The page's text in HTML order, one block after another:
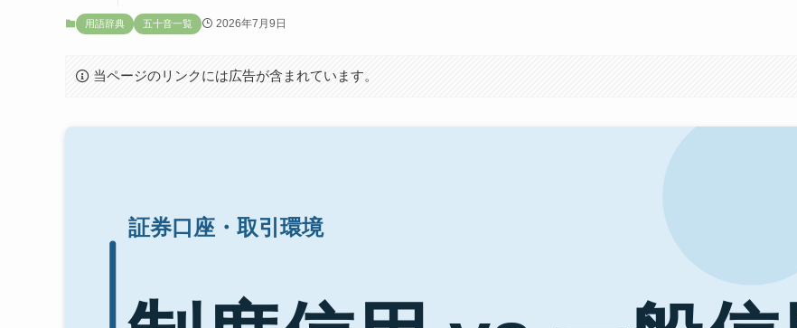
用語辞典 五十音一覧 2026年7月9日
当ページのリンクには広告が含まれています。